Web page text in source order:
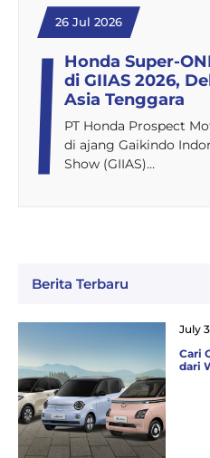
26 Jul 2026
Honda Super-
di GIIAS 2026,
Asia Tenggara
PT Honda Prospect
di ajang Gaikindo
Show (GIIAS)…
Berita Terbaru
Cari
dari
July